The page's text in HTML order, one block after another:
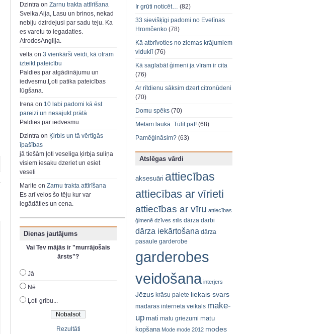
Dzintra on Zarnu trakta attīrīšana
Sveika Aija, Lasu un brinos, nekad
nebiju dzirdejusi par sadu teju. Ka
es varetu to iegadaties.
AtrodosAnglija.
velta on 3 vienkārši veidi, kā otram
izteikt pateicību
Paldies par atgādinājumu un
iedvesmu.Ļoti patika pateicības
lūgšana.
Irena on 10 labi padomi kā ēst
pareizi un nesajukt prātā
Paldies par iedvesmu.
Dzintra on Ķirbis un tā vērtīgās
īpašības
jā tiešām ļoti veseliga ķirbja suliņa
visiem iesaku dzeriet un esiet
veseli
Marite on Zarnu trakta attīrīšana
Es arī velos šo tēju kur var
iegādāties un cena.
Dienas jautājums
Vai Tev mājās ir "murrājošais
ārsts"?
Jā
Nē
Ļoti gribu...
Rezultāti
Ir grūti noticēt… (82)
33 sievišķīgi padomi no Evelīnas
Hromčenko (78)
Kā atbrīvoties no ziemas krājumiem
viduklī(76)
Kā saglabāt ģimeni ja vīram ir cita
(76)
Ar rītdienu sāksim dzert citronūdeni
(70)
Domu spēks (70)
Metam laukā. Tūlīt pat! (68)
Pamēģināsim? (63)
Atslēgas vārdi
aksesuāri attiecības
attiecības ar vīrieti
attiecības ar vīru attiecības
ģimenē dzīves stils dārza darbi
dārza iekārtošana dārza
pasaule garderobe
garderobes
veidošana interjers
Jēzus krāsu palete liekais svars
madaras interneta veikals make-
up mati matu griezumi matu
kopšana Mode mode 2012 modes